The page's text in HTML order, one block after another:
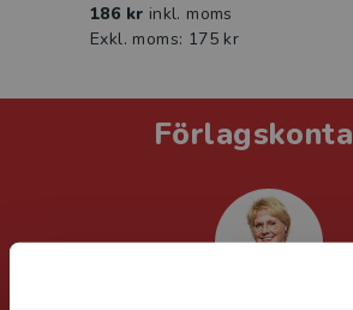
186 kr inkl. moms
Exkl. moms: 175 kr